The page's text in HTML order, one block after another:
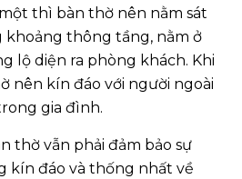
thì bàn thờ nên nằm sát
thông tầng, nằm ở
lộ diện ra phòng khách. Khi
nên kín đáo với người ngoài
gia đình.
thờ vẫn phải đảm bảo sự
kín đáo và thống nhất về